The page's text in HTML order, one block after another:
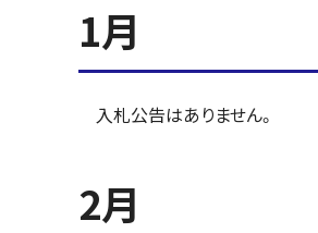
1月
入札公告はありません。
2月